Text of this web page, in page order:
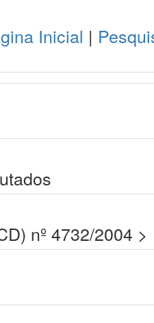
Inicial |
nº 4732/2004